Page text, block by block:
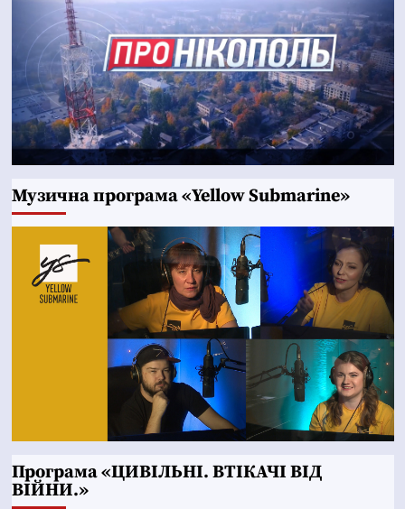
Музична програма «Yellow Submarine»
Програма «ЦИВІЛЬНІ. ВТІКАЧІ ВІД
ВІЙНИ.»